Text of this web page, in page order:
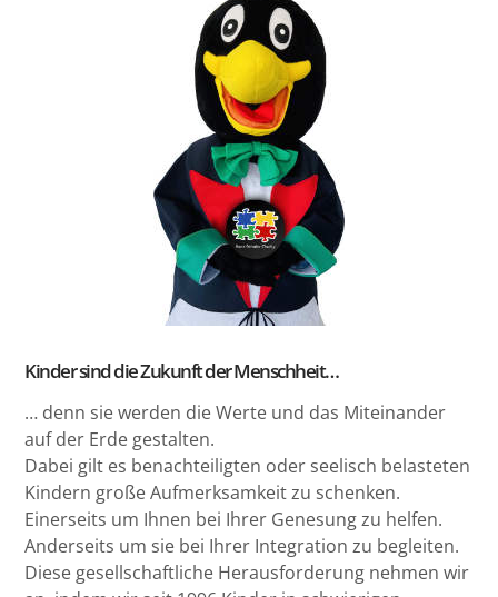
Kinder sind die Zukunft der Menschheit…
… denn sie werden die Werte und das Miteinander
auf der Erde gestalten.
Dabei gilt es benachteiligten oder seelisch belasteten
Kindern große Aufmerksamkeit zu schenken.
Einerseits um Ihnen bei Ihrer Genesung zu helfen.
Anderseits um sie bei Ihrer Integration zu begleiten.
Diese gesellschaftliche Herausforderung nehmen wir